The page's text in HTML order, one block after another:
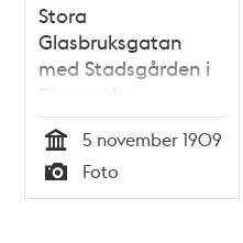
Stora
Glasbruksgatan
med Stadsgården i
förgrunden
Tid
5 november 1909
Typ
Foto